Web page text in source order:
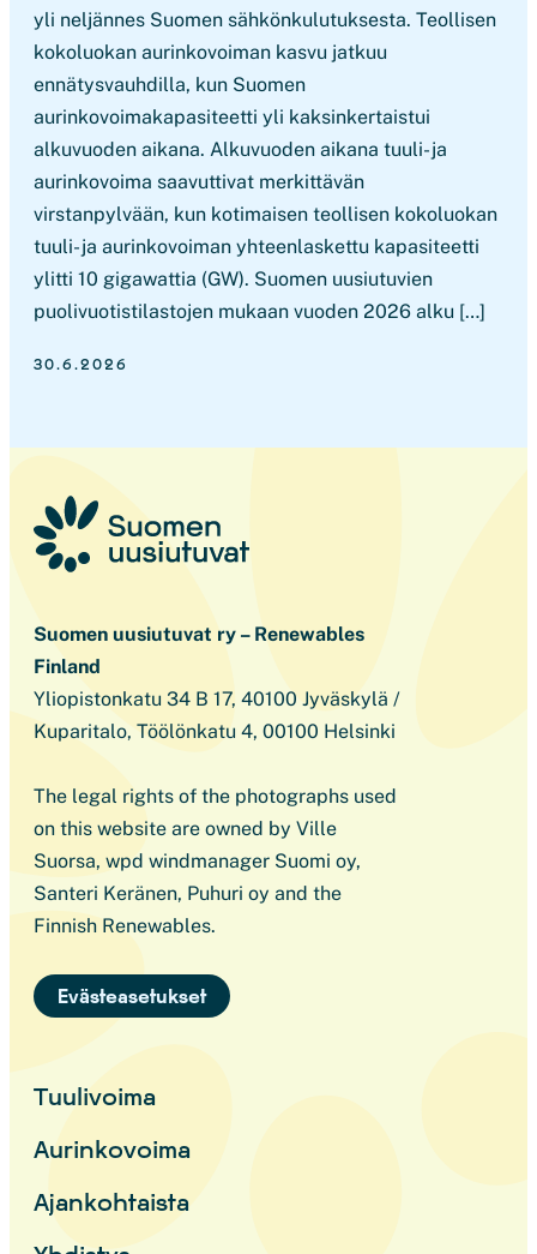
yli neljännes Suomen sähkönkulutuksesta. Teollisen
kokoluokan aurinkovoiman kasvu jatkuu
ennätysvauhdilla, kun Suomen
aurinkovoimakapasiteetti yli kaksinkertaistui
alkuvuoden aikana. Alkuvuoden aikana tuuli- ja
aurinkovoima saavuttivat merkittävän
virstanpylvään, kun kotimaisen teollisen kokoluokan
tuuli- ja aurinkovoiman yhteenlaskettu kapasiteetti
ylitti 10 gigawattia (GW). Suomen uusiutuvien
puolivuotistilastojen mukaan vuoden 2026 alku […]
30.6.2026
Suomen uusiutuvat ry – Renewables
Finland
Yliopistonkatu 34 B 17, 40100 Jyväskylä /
Kuparitalo, Töölönkatu 4, 00100 Helsinki
The legal rights of the photographs used
on this website are owned by Ville
Suorsa, wpd windmanager Suomi oy,
Santeri Keränen, Puhuri oy and the
Finnish Renewables.
Evästeasetukset
Tuulivoima
Aurinkovoima
Ajankohtaista